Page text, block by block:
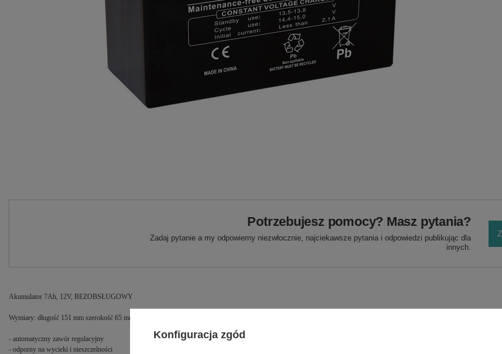
Potrzebujesz pomocy? Masz pytania?
Zadaj pytanie a my odpowiemy niezwłocznie, najciekawsze pytania i odpowiedzi publikując dla
innych.
Akumulator 7Ah, 12V, BEZOBSŁUGOWY
Wymiary: długość 151 mm szerokość 65 mm, wysokość 99 mm, podłączenie na wsuwki
- automatyczny zawór regulacyjny
- odporny na wycieki i nieszczelności
Konfiguracja zgód